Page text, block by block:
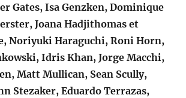
Gates, Isa Genzken, Dominique
Joana Hadjithomas et
Noriyuki Haraguchi, Roni Horn,
Idris Khan, Jorge Macchi,
Matt Mullican, Sean Scully,
Stezaker, Eduardo Terrazas,